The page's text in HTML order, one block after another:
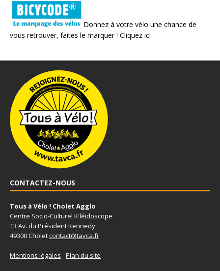
Donnez à votre vélo une chance de
vous retrouver, faites le marquer ! Cliquez ici
CONTACTEZ-NOUS
Tous à Vélo ! Cholet Agglo
Centre Socio-Culturel K'léidoscope
13 Av. du Président Kennedy
49300 Choletcontact@tavca.fr
Mentions légales -Plan du site